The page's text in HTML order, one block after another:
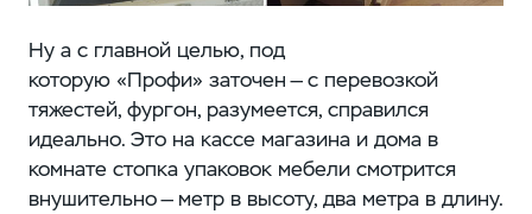
Ну а с главной целью, под
которую «Профи» заточен — с перевозкой
тяжестей, фургон, разумеется, справился
идеально. Это на кассе магазина и дома в
комнате стопка упаковок мебели смотрится
внушительно — метр в высоту, два метра в длину.